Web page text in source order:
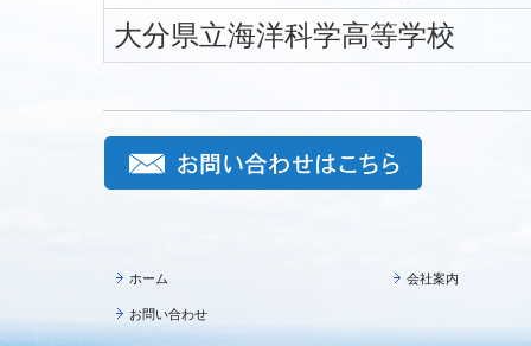
大分県立海洋科学高等学校
ホーム 会社案内
お問い合わせ